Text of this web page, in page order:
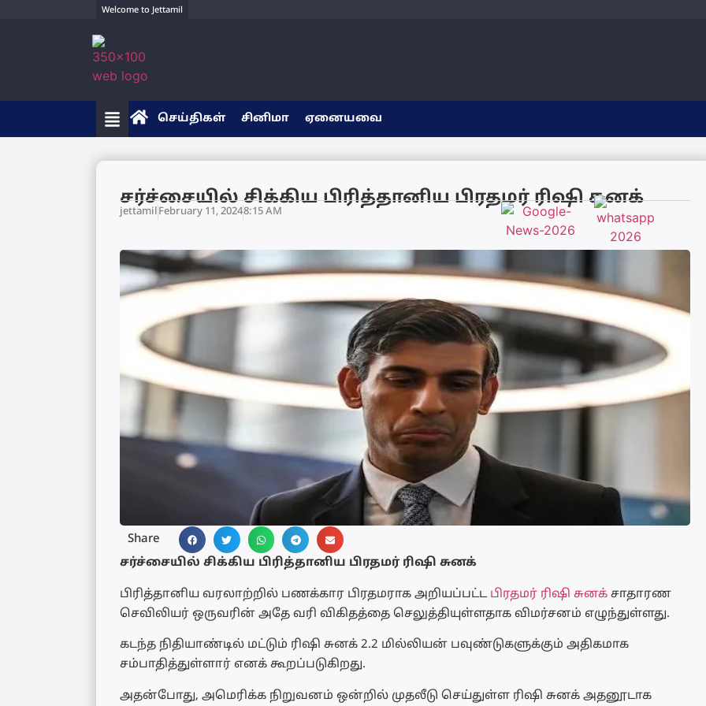
Welcome to Jettamil
செய்திகள் சினிமா ஏனையவை
சர்ச்சையில் சிக்கிய பிரித்தானிய பிரதமர் ரிஷி சுனக்
jettamilFebruary 11, 20248:15 AM
Share
சர்ச்சையில் சிக்கிய பிரித்தானிய பிரதமர் ரிஷி சுனக்
பிரித்தானிய வரலாற்றில் பணக்கார பிரதமராக அறியப்பட்ட பிரதமர் ரிஷி சுனக் சாதாரண
செவிலியர் ஒருவரின் அதே வரி விகிதத்தை செலுத்தியுள்ளதாக விமர்சனம் எழுந்துள்ளது.
கடந்த நிதியாண்டில் மட்டும் ரிஷி சுனக் 2.2 மில்லியன் பவுண்டுகளுக்கும் அதிகமாக
சம்பாதித்துள்ளார் எனக் கூறப்படுகிறது.
அதன்போது, அமெரிக்க நிறுவனம் ஒன்றில் முதலீடு செய்துள்ள ரிஷி சுனக் அதனூடாக